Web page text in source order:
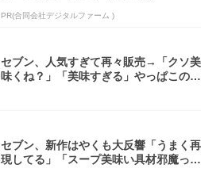
PR(合同会社デジタルファーム )
セブン、人気すぎて再々販売→「クソ美
味くね？」「美味すぎる」やっぱこのク
セブン、新作はやくも大反響「うまく再
現してる」「スープ美味い具材邪魔って